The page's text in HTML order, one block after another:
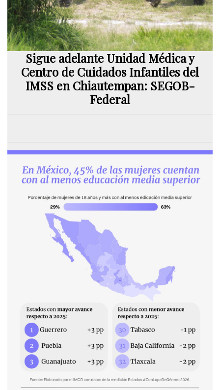
Sigue adelante Unidad Médica y
Centro de Cuidados Infantiles del
IMSS en Chiautempan: SEGOB-
Federal